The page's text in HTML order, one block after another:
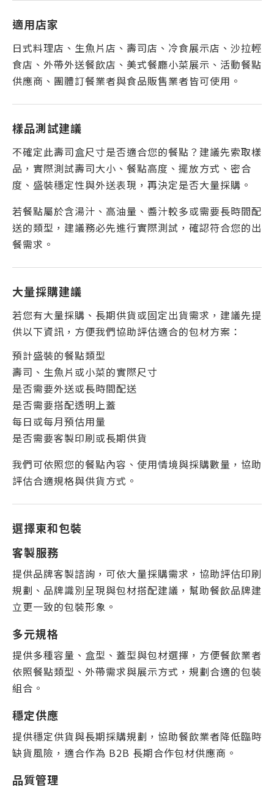
適用店家
日式料理店、生魚片店、壽司店、冷食展示店、沙拉輕
食店、外帶外送餐飲店、美式餐廳小菜展示、活動餐點
供應商、團體訂餐業者與食品販售業者皆可使用。
樣品測試建議
不確定此壽司盒尺寸是否適合您的餐點？建議先索取樣
品，實際測試壽司大小、餐點高度、擺放方式、密合
度、盛裝穩定性與外送表現，再決定是否大量採購。
若餐點屬於含湯汁、高油量、醬汁較多或需要長時間配
送的類型，建議務必先進行實際測試，確認符合您的出
餐需求。
大量採購建議
若您有大量採購、長期供貨或固定出貨需求，建議先提
供以下資訊，方便我們協助評估適合的包材方案：
預計盛裝的餐點類型
壽司、生魚片或小菜的實際尺寸
是否需要外送或長時間配送
是否需要搭配透明上蓋
每日或每月預估用量
是否需要客製印刷或長期供貨
我們可依照您的餐點內容、使用情境與採購數量，協助
評估合適規格與供貨方式。
選擇東和包裝
客製服務
提供品牌客製諮詢，可依大量採購需求，協助評估印刷
規劃、品牌識別呈現與包材搭配建議，幫助餐飲品牌建
立更一致的包裝形象。
多元規格
提供多種容量、盒型、蓋型與包材選擇，方便餐飲業者
依照餐點類型、外帶需求與展示方式，規劃合適的包裝
組合。
穩定供應
提供穩定供貨與長期採購規劃，協助餐飲業者降低臨時
缺貨風險，適合作為 B2B 長期合作包材供應商。
品質管理